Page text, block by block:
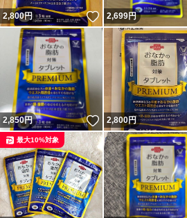
2,800円 いいね！
2,699円
2,850円 いいね！
2,800円
最大10%対象